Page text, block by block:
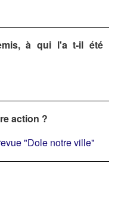
à qui l'a t-il été
action ?
"Dole notre ville"